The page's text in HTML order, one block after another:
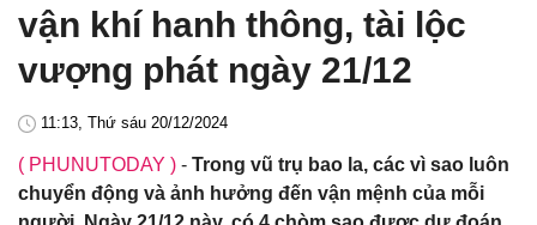
vận khí hanh thông, tài lộc
vượng phát ngày 21/12
11:13, Thứ sáu 20/12/2024
( PHUNUTODAY ) - Trong vũ trụ bao la, các vì sao luôn
chuyển động và ảnh hưởng đến vận mệnh của mỗi